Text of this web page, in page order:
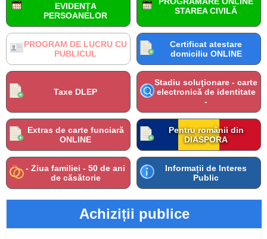
PROGRAM DE LUCRU CU
PUBLICUL
EVIDENȚA
PERSOANELOR
STAREA CIVILĂ
Certificat atestare
domiciliu ONLINE
Taxe DLEP
Stadiu soluţionare - carte
electronică de identitate
-
Extras de carte funciară
ONLINE
Pentru românii din
DIASPORA
- Ziua familiei - 50 de ani
de căsătorie
Informații de Interes
Public
Achiziții publice